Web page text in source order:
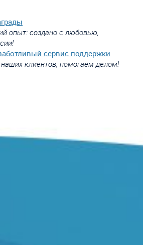
опыт: создано с любовью,
сервис поддержки
клиентов, помогаем делом!